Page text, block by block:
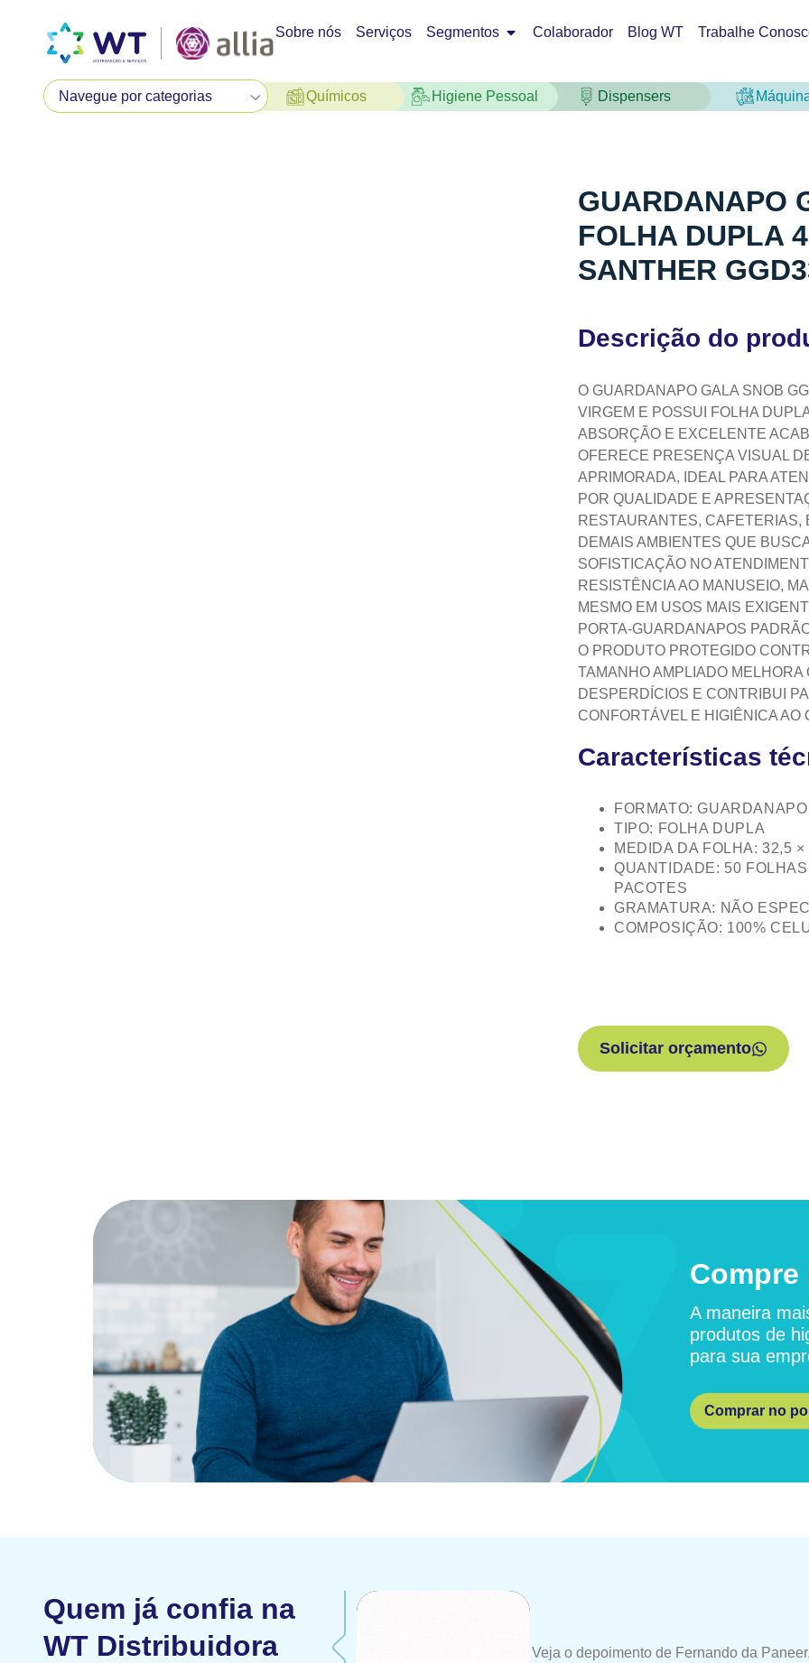
Sobre nós Serviços Segmentos Colaborador Blog WT Trabalhe
Químicos Higiene Pessoal Dispensers
GUARDANAPO
FOLHA DUPLA
SANTHER
Descrição do
O GUARDANAPO GALA SNOB
VIRGEM E POSSUI FOLHA
ABSORÇÃO E EXCELENTE
OFERECE PRESENÇA VISUAL
APRIMORADA, IDEAL PARA
POR QUALIDADE E
RESTAURANTES,
DEMAIS AMBIENTES QUE
SOFISTICAÇÃO NO
RESISTÊNCIA AO MANUSEIO,
MESMO EM USOS MAIS
PORTA‑GUARDANAPOS
O PRODUTO PROTEGIDO
TAMANHO AMPLIADO
DESPERDÍCIOS E CONTRIBUI
CONFORTÁVEL E HIGIÊNICA AO
Características
FORMATO:
TIPO: FOLHA DUPLA
MEDIDA DA FOLHA: 32,5 ×
QUANTIDADE: 50
PACOTES
GRAMATURA: NÃO
COMPOSIÇÃO: 100%
Solicitar orçamento
Compre
A maneira
produtos de
para sua
Comprar no
Quem já confia na
WT Distribuidora
Veja o depoimento de Fernando da